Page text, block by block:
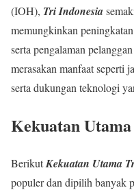
(IOH), Tri Indonesia
memungkinkan
serta pengalaman
merasakan manfaat seperti
serta dukungan teknologi
Kekuatan
BerikutKekuatan Utama
populer dan dipilih banyak